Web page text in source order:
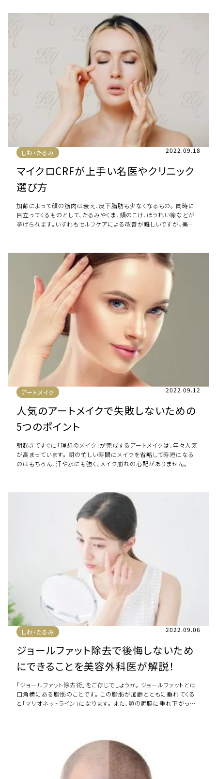
しわ・たるみ 2022.09.18
マイクロCRFが上手い名医やクリニック
選び方
加齢によって顔の筋肉は衰え、皮下脂肪も少なくなるもの。 同時に
目立ってくるものとして、たるみやくま、頬のこけ、ほうれい線などが
挙げられます。いずれもセルフケアによる改善が難しいですが、美容
アートメイク 2022.09.12
人気のアートメイクで失敗しないための
5つのポイント
朝起きてすぐに「理想のメイク」が完成するアートメイクは、年々人気
が高まっています。 朝の忙しい時間にメイクを省略して時短になる
のはもちろん、汗や水にも強く、メイク崩れの心配がありません。 そ
しわ・たるみ 2022.09.06
ジョールファット除去で後悔しないため
にできることを美容外科医が解説！
「ジョールファット除去術」をご存じでしょうか。 ジョールファットとは
口角横にある脂肪のことです。 この脂肪が加齢とともに垂れてくる
と「マリオネットライン」になります。 また、顎の両脇に垂れ下がった